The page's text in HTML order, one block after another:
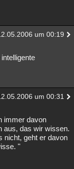
um 00:19
um 00:31
immer davon
aus, das wir wissen.
nicht, geht er davon
"